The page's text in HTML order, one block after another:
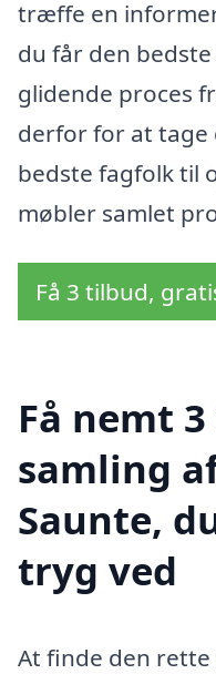
træffe en
du får den
glidende proces
derfor for at tage
bedste fagfolk til
møbler samlet
Få 3 tilbud,
Få nemt
samling
Saunte,
tryg ved
At finde den